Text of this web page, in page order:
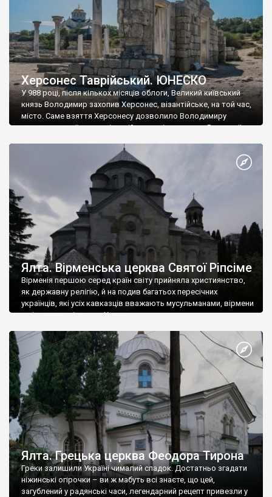
Херсонес Таврійський. ЮНЕСКО
У 988 році, після кількох місяців облоги, Великий київський
князь Володимир захопив Херсонес, візантійське, на той час,
місто. Саме взяття Херсонесу дозволило Володимиру
диктувати свої умови візантійському імператору Василю ІІ, та
Херсонесі Володимир-язичник, став Василем-християнином.
А потім було Хрещення Русі. На честь Херсонесу Таврійського
Ялта. Вірменська церква Святої Ріпсіме
Вірменія першою серед країн світу прийняла християнство,
як державну релігію, й на подив багатьох пересічних
українців, які усіх кавказців вважають мусульманами, вірмени
є відданими вірянами Христа
Ялта. Грецька церква Феодора Тирона
Греки залишили Україні чималий спадок. Достатньо згадати
ніжинські огірочки – ви ж мабуть всі знаєте, що цей,
загублений у радянські часи, легендарний рецепт привезли у